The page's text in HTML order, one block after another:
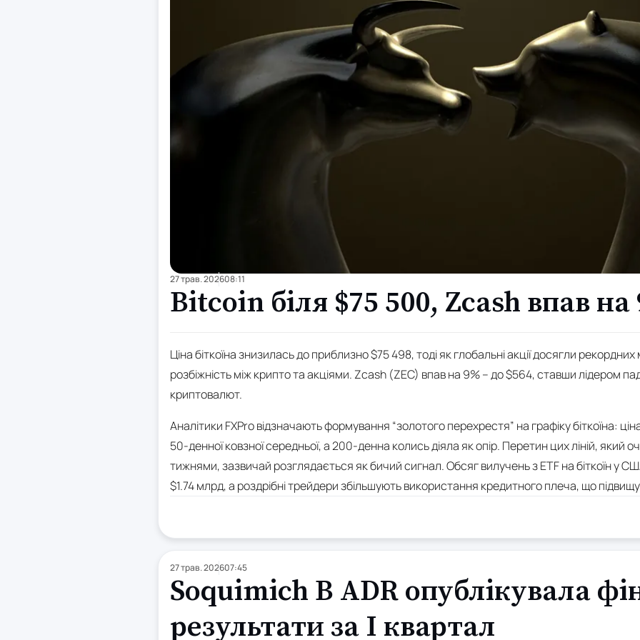
27 трав. 202608:11
Bitcoin біля $75 500, Zcash впав на
Ціна біткоїна знизилась до приблизно $75 498, тоді як глобальні акції досягли
розбіжність між крипто та акціями. Zcash (ZEC) впав на 9% – до $564, ставши лідером
криптовалют.
Аналітики FXPro відзначають формування “золотого перехрестя” на графіку біткоїна:
50-денної ковзної середньої, а 200-денна колись діяла як опір. Перетин цих ліній, який
тижнями, зазвичай розглядається як бичий сигнал. Обсяг вилучень з ETF на біткоїн у
$1.74 млрд, а роздрібні трейдери збільшують використання кредитного плеча, що
27 трав. 202607:45
Soquimich B ADR опублікувала
результати за I квартал